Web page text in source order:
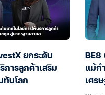
ยกระดับ
การลูกค้าเสริม
นโลก
แม้ก
เศร